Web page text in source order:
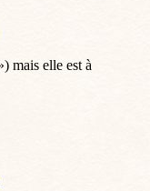
mais elle est à